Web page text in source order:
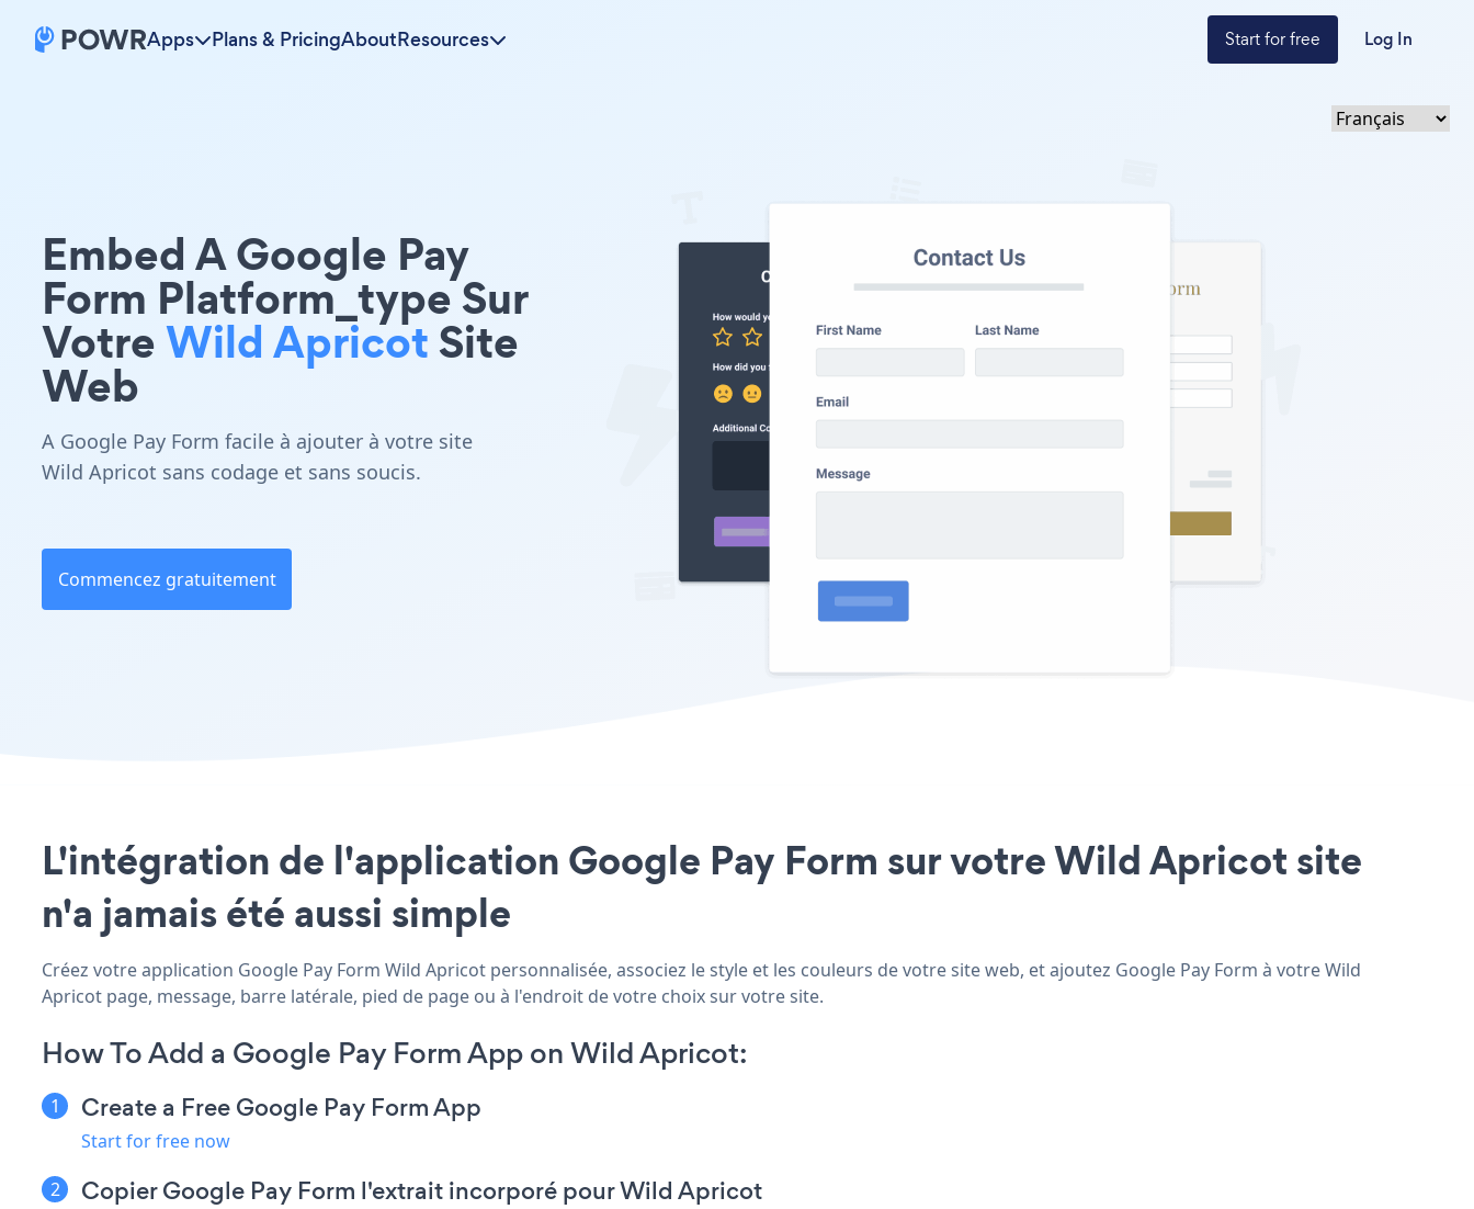
Apps Plans & PricingAboutResources Start for free Log In
Embed A Google Pay
Form Platform_type Sur
VotreWild ApricotSite
Web
A Google Pay Form facile à ajouter à votre site
Wild Apricot sans codage et sans soucis.
Commencez gratuitement
L'intégration de l'application Google Pay Form sur votre Wild Apricot site
n'a jamais été aussi simple
Créez votre application Google Pay Form Wild Apricot personnalisée, associez le style et les couleurs de votre site web, et ajoutez Google Pay Form à votre Wild
Apricot page, message, barre latérale, pied de page ou à l'endroit de votre choix sur votre site.
How To Add a Google Pay Form App on Wild Apricot:
Create a Free Google Pay Form App
Start for free now
Copier Google Pay Form l'extrait incorporé pour Wild Apricot